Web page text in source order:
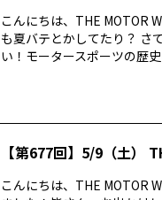
こんにちは、THE MOTOR
も夏バテとかしてたり？ さ
い！モータースポーツの歴史
【第677回】5/9（土）
こんにちは、THE MOTOR